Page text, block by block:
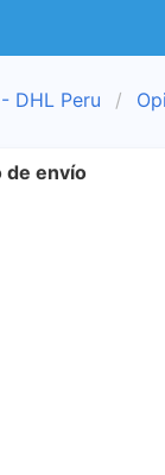
DHL Peru
de envío